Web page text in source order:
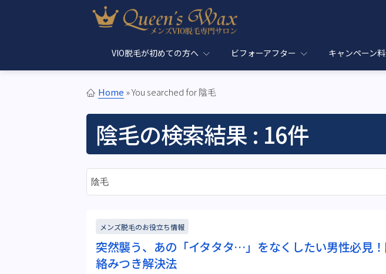
東京メンズブラジリアンワックス
VIO脱毛が初めての方へ ビフォーアフター キャンペーン
Home »You searched for 陰毛
陰毛の検索結果 : 16件
サイト内検索
メンズ脱毛のお役立ち情報
突然襲う、あの「イタタタ…」をなくしたい男性必見！
絡みつき解決法